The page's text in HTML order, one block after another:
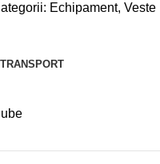
Echipament, Veste